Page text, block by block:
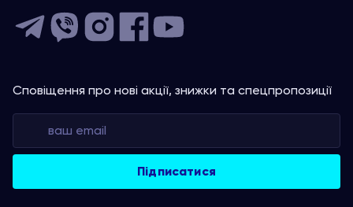
Сповіщення про нові акції, знижки та спецпропозиції